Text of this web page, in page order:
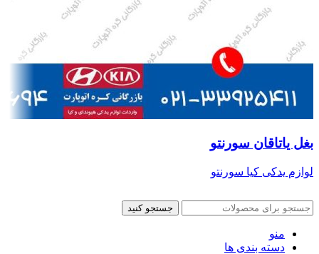
بغل یاتاقان سورنتو
لوازم یدکی کیا سورنتو
جستجو کنید
منو
دسته بندی ها